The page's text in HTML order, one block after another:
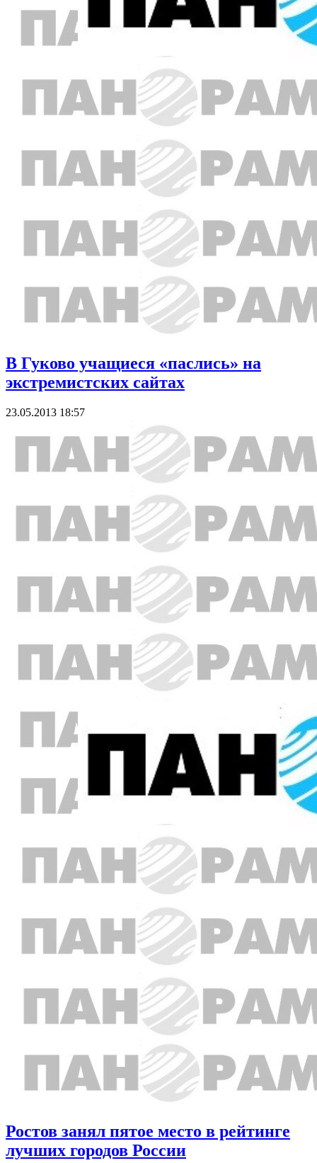
В Гуково учащиеся «паслись» на
экстремистских сайтах
23.05.2013 18:57
Ростов занял пятое место в рейтинге
лучших городов России